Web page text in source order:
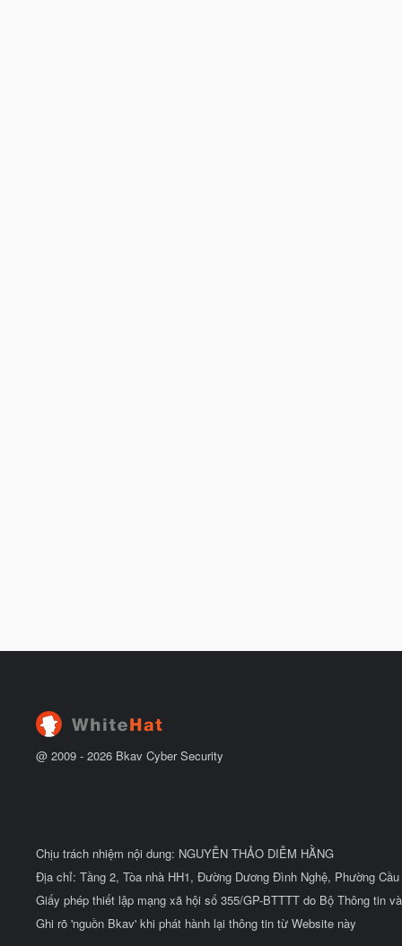
@ 2009 - 2026 Bkav Cyber Security
Chịu trách nhiệm nội dung: NGUYỄN THẢO DIỄM HẰNG
Địa chỉ: Tầng 2, Tòa nhà HH1, Đường Dương Đình Nghệ, Phường
Giấy phép thiết lập mạng xã hội số 355/GP-BTTTT do Bộ Thông tin
Ghi rõ 'nguồn Bkav' khi phát hành lại thông tin từ Website này